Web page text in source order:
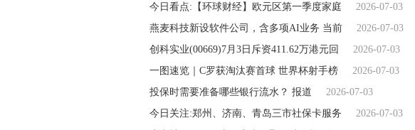
今日看点:【环球财经】欧元区第一季度家庭
2026-07-03
燕麦科技新设软件公司，含多项AI业务 当前
2026-07-03
创科实业(00669)7月3日斥资411.62万港元回
2026-07-03
一图速览｜C罗获淘汰赛首球 世界杯射手榜
2026-07-03
投保时需要准备哪些银行流水？ 报道
2026-07-03
今日关注:郑州、济南、青岛三市社保卡服务
2026-07-03